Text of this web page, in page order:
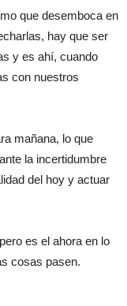
que desemboca en
hay que ser
y es ahí, cuando
con nuestros
mañana, lo que
la incertidumbre
del hoy y actuar
es el ahora en lo
cosas pasen.